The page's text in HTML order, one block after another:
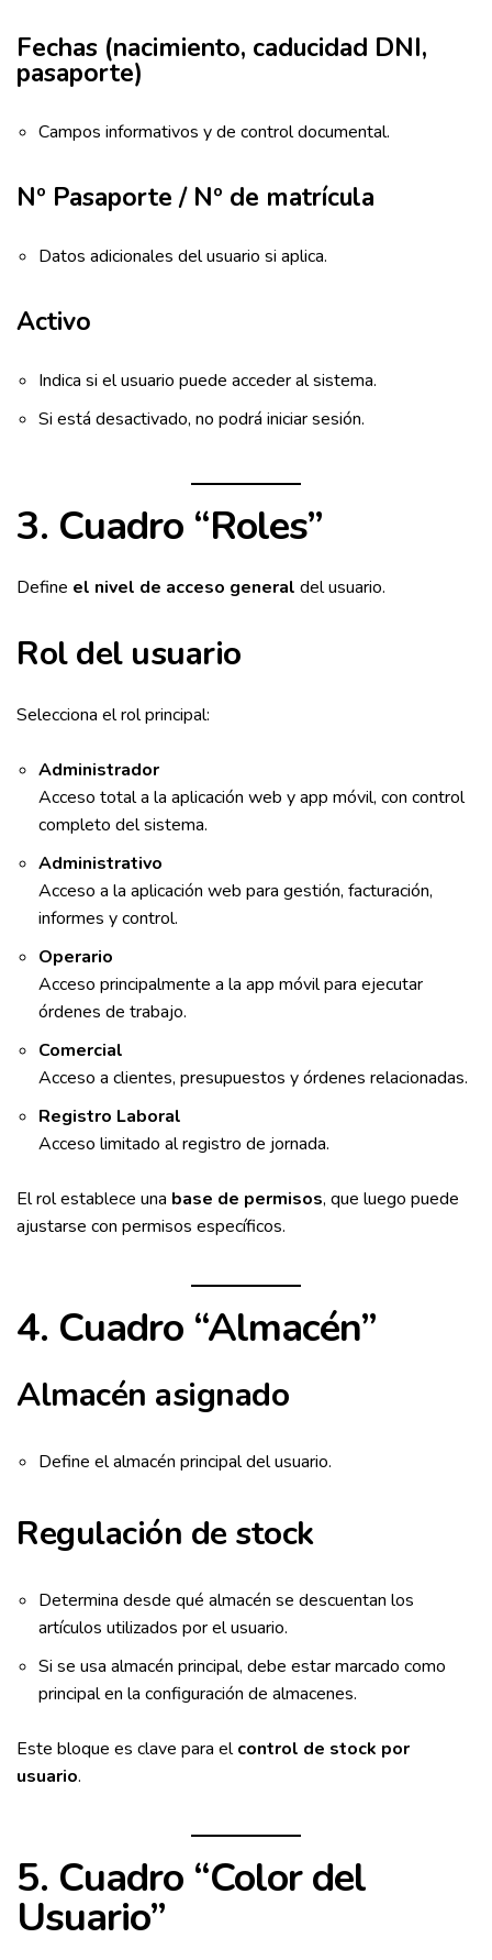
Fechas (nacimiento, caducidad DNI,
pasaporte)
Campos informativos y de control documental.
Nº Pasaporte / Nº de matrícula
Datos adicionales del usuario si aplica.
Activo
Indica si el usuario puede acceder al sistema.
Si está desactivado, no podrá iniciar sesión.
3. Cuadro “Roles”
Define el nivel de acceso general del usuario.
Rol del usuario
Selecciona el rol principal:
Administrador
Acceso total a la aplicación web y app móvil, con control
completo del sistema.
Administrativo
Acceso a la aplicación web para gestión, facturación,
informes y control.
Operario
Acceso principalmente a la app móvil para ejecutar
órdenes de trabajo.
Comercial
Acceso a clientes, presupuestos y órdenes relacionadas.
Registro Laboral
Acceso limitado al registro de jornada.
El rol establece una base de permisos, que luego puede
ajustarse con permisos específicos.
4. Cuadro “Almacén”
Almacén asignado
Define el almacén principal del usuario.
Regulación de stock
Determina desde qué almacén se descuentan los
artículos utilizados por el usuario.
Si se usa almacén principal, debe estar marcado como
principal en la configuración de almacenes.
Este bloque es clave para elcontrol de stock por
usuario.
5. Cuadro “Color del
Usuario”